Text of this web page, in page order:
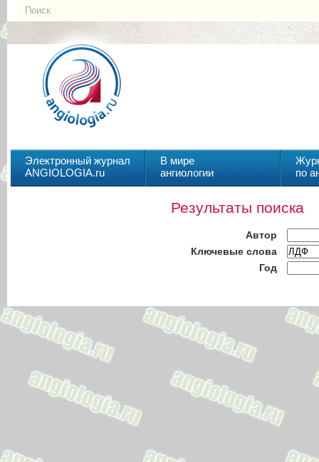
Электронный журнал
ANGIOLOGIA.ru
В мире
ангиологии
по
Результаты поиска
Автор
Ключевые слова
Год